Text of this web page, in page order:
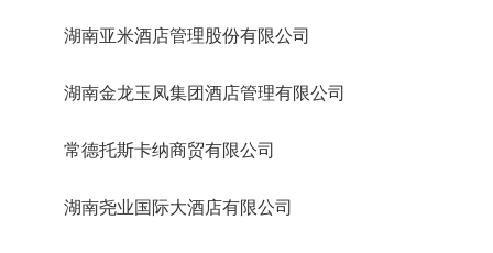
湖南亚米酒店管理股份有限公司
湖南金龙玉凤集团酒店管理有限公司
常德托斯卡纳商贸有限公司
湖南尧业国际大酒店有限公司